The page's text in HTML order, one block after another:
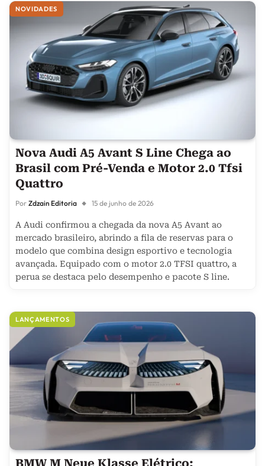
NOVIDADES
Nova Audi A5 Avant S Line Chega ao
Brasil com Pré-Venda e Motor 2.0 Tfsi
Quattro
Por Zdzain Editoria 15 de junho de 2026
A Audi confirmou a chegada da nova A5 Avant ao
mercado brasileiro, abrindo a fila de reservas para o
modelo que combina design esportivo e tecnologia
avançada. Equipado com o motor 2.0 TFSI quattro, a
perua se destaca pelo desempenho e pacote S line.
LANÇAMENTOS